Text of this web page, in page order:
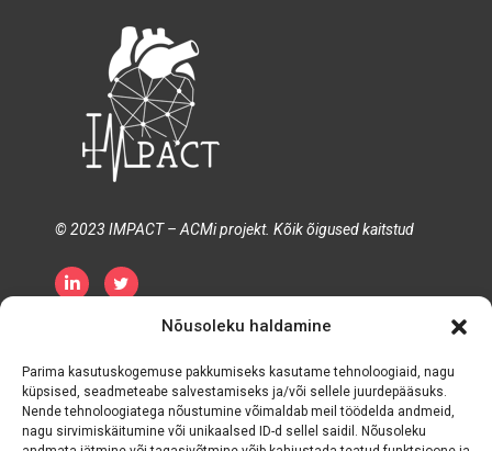
Nõusoleku haldamine
Parima kasutuskogemuse pakkumiseks kasutame tehnoloogiaid, nagu
küpsised, seadmeteabe salvestamiseks ja/või sellele juurdepääsuks.
Nende tehnoloogiatega nõustumine võimaldab meil töödelda andmeid,
nagu sirvimiskäitumine või unikaalsed ID-d sellel saidil. Nõusoleku
© 2023 IMPACT – ACMi projekt. Kõik õigused kaitstud
Privaatsuspoliitika
Küpsiste poliitika